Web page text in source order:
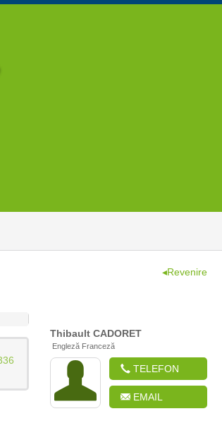
◂Revenire
Thibault CADORET
Engleză Franceză
TELEFON
EMAIL
25 955 Lei 36 180 Lei